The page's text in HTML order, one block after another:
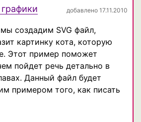
добавлено 17.11.2010
создадим SVG файл,
картинку кота, которую
Этот пример поможет
пойдет речь детально в
Данный файл будет
примером того, как писать